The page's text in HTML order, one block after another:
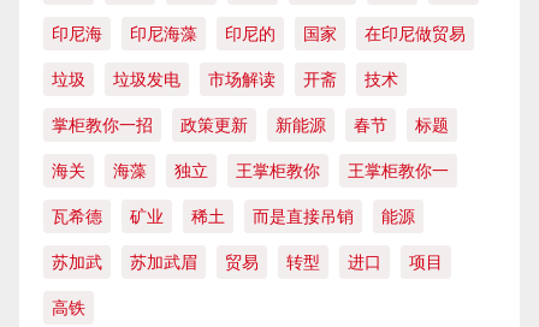
印尼海 印尼海藻 印尼的 国家 在印尼做贸易
垃圾 垃圾发电 市场解读 开斋 技术
掌柜教你一招 政策更新 新能源 春节 标题
海关 海藻 独立 王掌柜教你 王掌柜教你一
瓦希德 矿业 稀土 而是直接吊销 能源
苏加武 苏加武眉 贸易 转型 进口 项目
高铁